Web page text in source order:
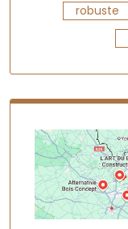
robuste